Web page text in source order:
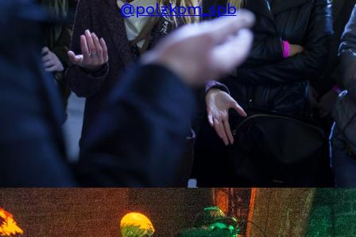
@polzkom_spb